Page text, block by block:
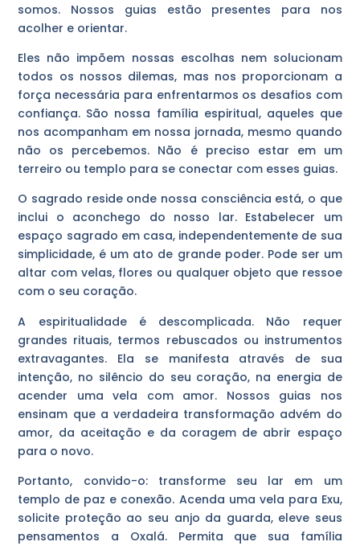
somos. Nossos guias estão presentes para nos
acolher e orientar.
Eles não impõem nossas escolhas nem solucionam
todos os nossos dilemas, mas nos proporcionam a
força necessária para enfrentarmos os desafios com
confiança. São nossa família espiritual, aqueles que
nos acompanham em nossa jornada, mesmo quando
não os percebemos. Não é preciso estar em um
terreiro ou templo para se conectar com esses guias.
O sagrado reside onde nossa consciência está, o que
inclui o aconchego do nosso lar. Estabelecer um
espaço sagrado em casa, independentemente de sua
simplicidade, é um ato de grande poder. Pode ser um
altar com velas, flores ou qualquer objeto que ressoe
com o seu coração.
A espiritualidade é descomplicada. Não requer
grandes rituais, termos rebuscados ou instrumentos
extravagantes. Ela se manifesta através de sua
intenção, no silêncio do seu coração, na energia de
acender uma vela com amor. Nossos guias nos
ensinam que a verdadeira transformação advém do
amor, da aceitação e da coragem de abrir espaço
para o novo.
Portanto, convido-o: transforme seu lar em um
templo de paz e conexão. Acenda uma vela para Exu,
solicite proteção ao seu anjo da guarda, eleve seus
pensamentos a Oxalá. Permita que sua família